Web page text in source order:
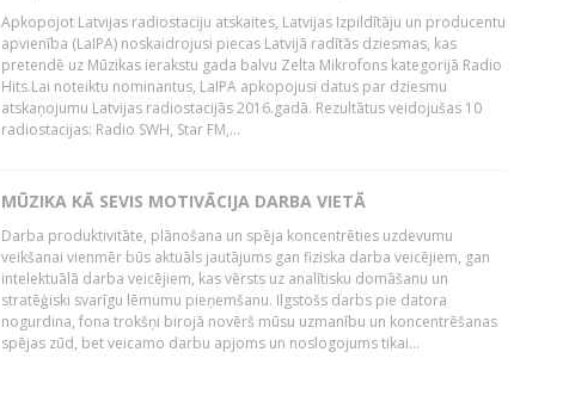
Apkopojot Latvijas radiostaciju atskaites, Latvijas Izpildītāju un producentu
apvienība (LaIPA) noskaidrojusi piecas Latvijā radītās dziesmas, kas
pretendē uz Mūzikas ierakstu gada balvu Zelta Mikrofons kategorijā Radio
Hits.Lai noteiktu nominantus, LaIPA apkopojusi datus par dziesmu
atskaņojumu Latvijas radiostacijās 2016.gadā. Rezultātus veidojušas 10
radiostacijas: Radio SWH, Star FM,...
MŪZIKA KĀ SEVIS MOTIVĀCIJA DARBA VIETĀ
Darba produktivitāte, plānošana un spēja koncentrēties uzdevumu
veikšanai vienmēr būs aktuāls jautājums gan fiziska darba veicējiem, gan
intelektuālā darba veicējiem, kas vērsts uz analītisku domāšanu un
stratēģiski svarīgu lēmumu pieņemšanu. Ilgstošs darbs pie datora
nogurdina, fona trokšņi birojā novērš mūsu uzmanību un koncentrēšanas
spējas zūd, bet veicamo darbu apjoms un noslogojums tikai...